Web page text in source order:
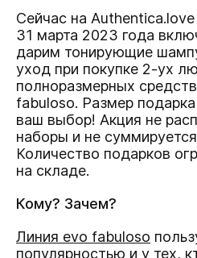
Сейчас на
31 марта 2023 года
дарим тонирующие
уход при покупке 2-ух
полноразмерных
fabuloso. Размер
ваш выбор! Акция не
наборы и не
Количество подарков
на складе.
Кому? Зачем?
Линия evo fabuloso
популярностью и у тех,